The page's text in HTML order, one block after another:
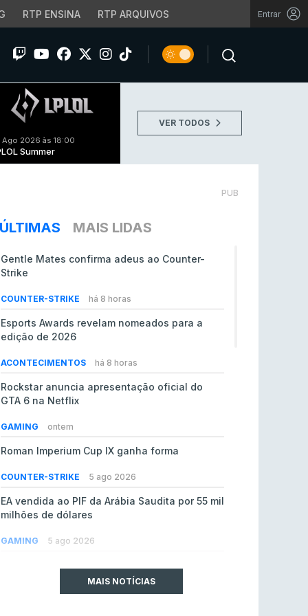
RTP ENSINA RTP ARQUIVOS Entrar
Ago 2026 às 18:00
Summer
VER TODOS
PUB
ÚLTIMAS MAIS LIDAS
Gentle Mates confirma adeus ao Counter-
Strike
COUNTER-STRIKE há 8 horas
Esports Awards revelam nomeados para a
edição de 2026
ACONTECIMENTOS há 8 horas
Rockstar anuncia apresentação oficial do
GTA 6 na Netflix
GAMING ontem
Roman Imperium Cup IX ganha forma
COUNTER-STRIKE 5 ago 2026
EA vendida ao PIF da Arábia Saudita por 55 mil
milhões de dólares
GAMING 5 ago 2026
MAIS NOTÍCIAS